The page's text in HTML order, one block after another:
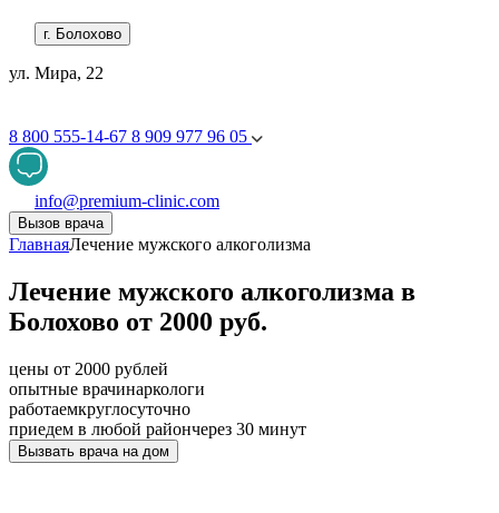
г. Болохово
ул. Мира, 22
8 800 555-14-67 8 909 977 96 05
info@premium-clinic.com
Вызов врача
ГлавнаяЛечение мужского алкоголизма
Лечение мужского алкоголизма в
Болохово от 2000 руб.
цены от 2000 рублей
опытные врачинаркологи
работаемкруглосуточно
приедем в любой райончерез 30 минут
Вызвать врача на дом